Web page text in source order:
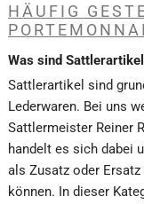
HÄUFIG
Was sind
Sattlerartikel sind
Lederwaren. Bei uns
Sattlermeister Reiner
handelt es sich dabei
als Zusatz oder
können. In dieser